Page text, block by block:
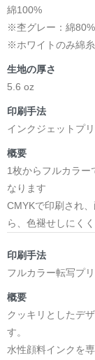
綿100%
※杢グレー：綿
※ホワイトのみ綿
生地の厚さ
5.6 oz
印刷手法
インクジェットプ
概要
1枚からフルカラー
なります
CMYKで印刷され
ら、色褪せしにく
印刷手法
フルカラー転写プ
概要
クッキリとしたデ
す。
水性顔料インクを